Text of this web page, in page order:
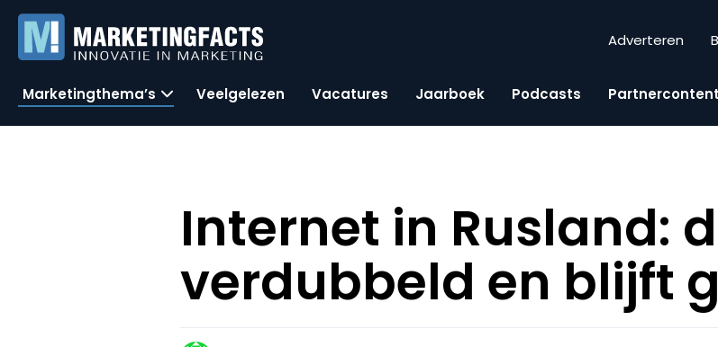
Adverteren
Marketingthema’s Veelgelezen Vacatures Jaarboek Podcasts Partnercontent
Internet in Rusland:
verdubbeld en blijft